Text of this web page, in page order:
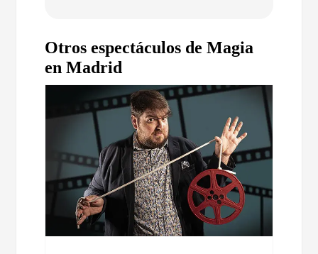
Otros espectáculos de Magia
en Madrid